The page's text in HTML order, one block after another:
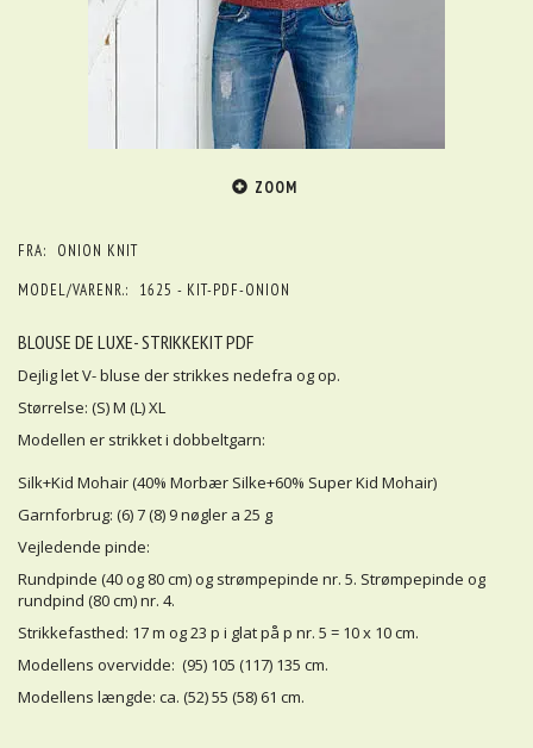
ZOOM
FRA:
ONION KNIT
MODEL/VARENR.:
1625 - KIT-PDF-ONION
BLOUSE DE LUXE- STRIKKEKIT PDF
Dejlig let V- bluse der strikkes nedefra og op.
Størrelse: (S) M (L) XL
Modellen er strikket i dobbeltgarn:
Silk+Kid Mohair (40% Morbær Silke+60% Super Kid Mohair)
Garnforbrug: (6) 7 (8) 9 nøgler a 25 g
Vejledende pinde:
Rundpinde (40 og 80 cm) og strømpepinde nr. 5. Strømpepinde og
rundpind (80 cm) nr. 4.
Strikkefasthed: 17 m og 23 p i glat på p nr. 5 = 10 x 10 cm.
Modellens overvidde: (95) 105 (117) 135 cm.
Modellens længde: ca. (52) 55 (58) 61 cm.